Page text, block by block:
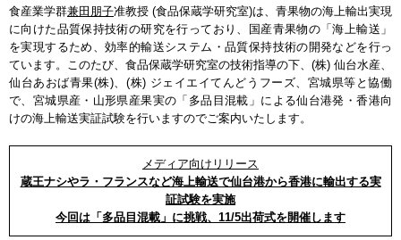
食産業学群兼田朋子准教授 (食品保蔵学研究室)は、青果物の海上輸出実現
に向けた品質保持技術の研究を行っており、国産青果物の「海上輸送」
を実現するため、効率的輸送システム・品質保持技術の開発などを行っ
ています。このたび、食品保蔵学研究室の技術指導の下、(株) 仙台水産、
仙台あおば青果(株)、(株) ジェイエイてんどうフーズ、宮城県等と協働
で、宮城県産・山形県産果実の「多品目混載」による仙台港発・香港向
けの海上輸送実証試験を行いますのでご案内いたします。
メディア向けリリース
蔵王ナシやラ・フランスなど海上輸送で仙台港から香港に輸出する実
証試験を実施
今回は「多品目混載」に挑戦、11/5出荷式を開催します